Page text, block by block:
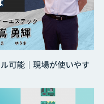
可能｜現場が使いやす